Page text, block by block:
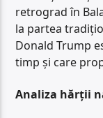
retrograd în
la partea
Donald Trump
timp și care
Analiza hărții